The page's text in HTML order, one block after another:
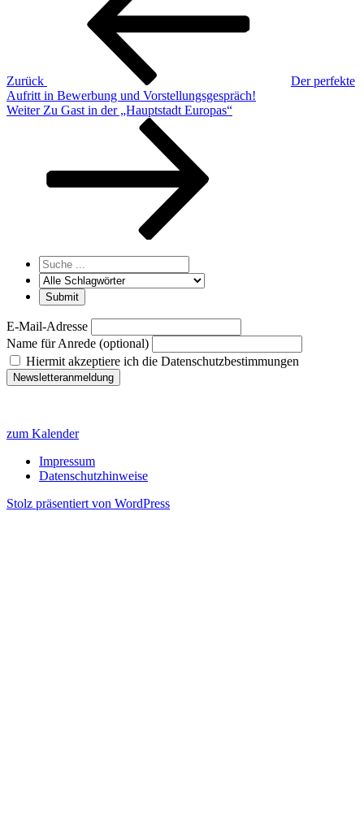
Zurück
Der perfekte
Aufritt in Bewerbung und Vorstellungsgespräch!
Nächster
Weiter Zu Gast in der „Hauptstadt Europas“
E-Mail-Adresse
Name für Anrede (optional)
Hiermit akzeptiere ich die Datenschutzbestimmungen
zum Kalender
Impressum
Datenschutzhinweise
Stolz präsentiert von WordPress